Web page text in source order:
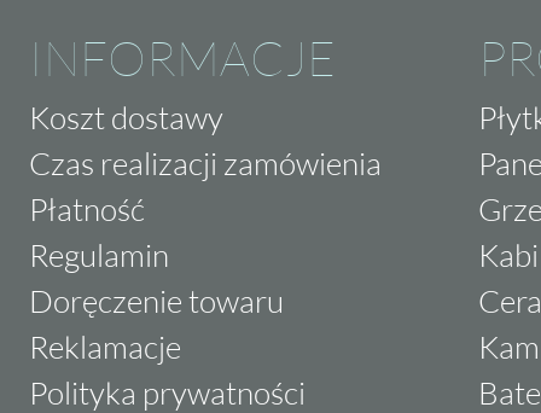
INFORMACJE
Koszt dostawy
Czas realizacji zamówienia
Płatność
Regulamin
Doręczenie towaru
Reklamacje
Polityka prywatności